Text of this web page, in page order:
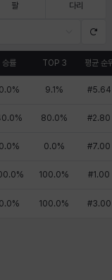
팔 다리
승률 TOP 3 평균 순
0.0% 9.1 % #5.64
% 80.0% #2.80
0.0% 0.0% #7.00
% 100.0% #1.00
0.0% 100.0% #3.00